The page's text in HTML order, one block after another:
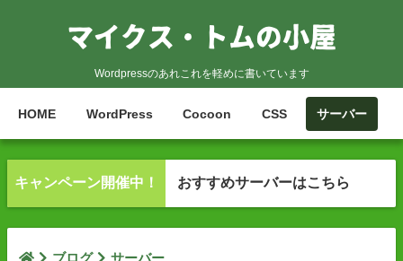
Wordpressのあれこれを軽めに書いています
HOME WordPress Cocoon CSS サーバー
キャンペーン開催中！ おすすめサーバーはこちら
ブログ サーバー